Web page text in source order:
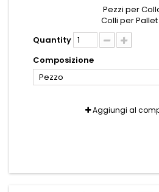
Pezzi per
Colli per Pallet
Quantity
Composizione
Pezzo
Aggiungi al